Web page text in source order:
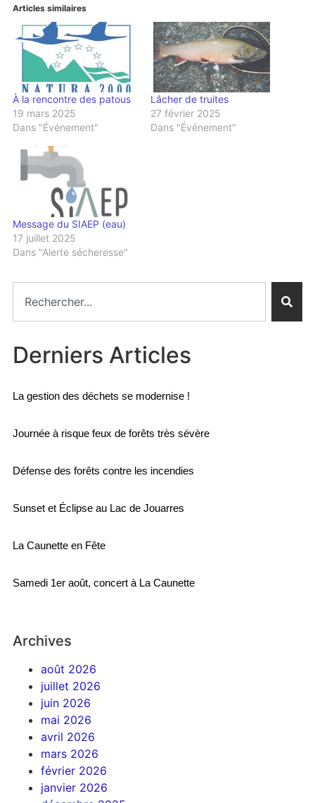
Articles similaires
À la rencontre des patous
19 mars 2025
Dans "Événement"
Lâcher de truites
27 février 2025
Dans "Événement"
Message du SIAEP (eau)
17 juillet 2025
Dans "Alerte sécheresse"
Derniers Articles
La gestion des déchets se modernise !
Journée à risque feux de forêts très sévère
Défense des forêts contre les incendies
Sunset et Éclipse au Lac de Jouarres
La Caunette en Fête
Samedi 1er août, concert à La Caunette
Archives
août 2026
juillet 2026
juin 2026
mai 2026
avril 2026
mars 2026
février 2026
janvier 2026